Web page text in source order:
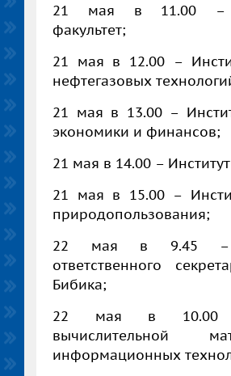
21 мая в 11.00 –
факультет;
21 мая в 12.00 –
нефтегазовых
21 мая в 13.00 –
экономики и финансов;
21 мая в 14.00 –
21 мая в 15.00 –
природопользования;
22 мая в 9.45 –
ответственного
Бибика;
22 мая в 10.00
вычислительной
информационных